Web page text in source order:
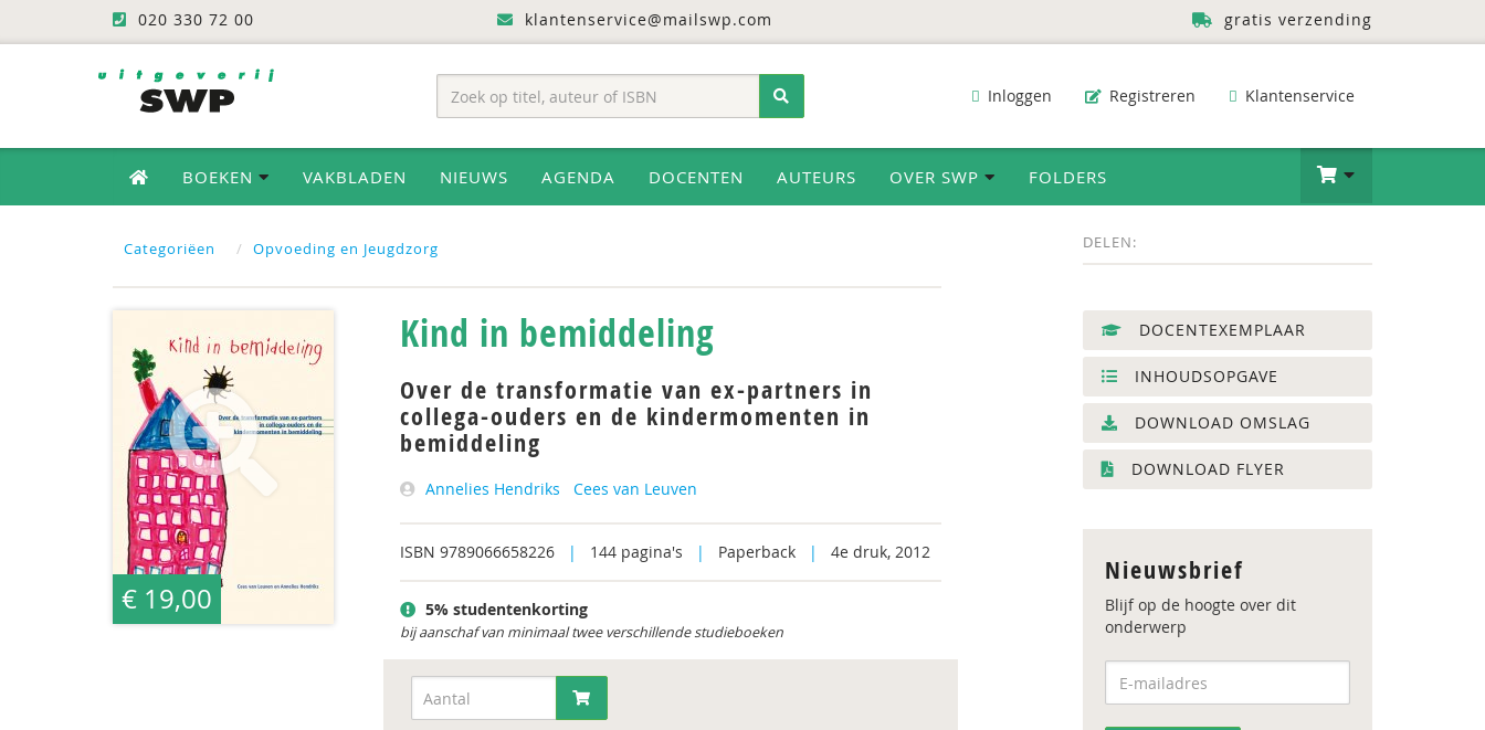
020 330 72 00 klantenservice@mailswp.com gratis verzending
Inloggen Registreren Klantenservice
BOEKEN VAKBLADEN NIEUWS AGENDA DOCENTEN AUTEURS OVER SWP FOLDERS
Categoriëen Opvoeding en Jeugdzorg DELEN:
€ 19,00
Kind in bemiddeling
Over de transformatie van ex-partners in
collega-ouders en de kindermomenten in
bemiddeling
Annelies Hendriks Cees van Leuven
ISBN 9789066658226 | 144 pagina's | Paperback | 4e druk, 2012
5% studentenkorting
bij aanschaf van minimaal twee verschillende studieboeken
DOCENTEXEMPLAAR
INHOUDSOPGAVE
DOWNLOAD OMSLAG
DOWNLOAD FLYER
Nieuwsbrief
Blijf op de hoogte over dit
onderwerp